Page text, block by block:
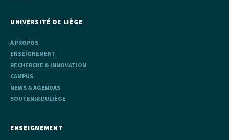
UNIVERSITÉ DE LIÈGE
A PROPOS
ENSEIGNEMENT
RECHERCHE & INNOVATION
CAMPUS
NEWS & AGENDAS
SOUTENIR L'ULIÈGE
ENSEIGNEMENT